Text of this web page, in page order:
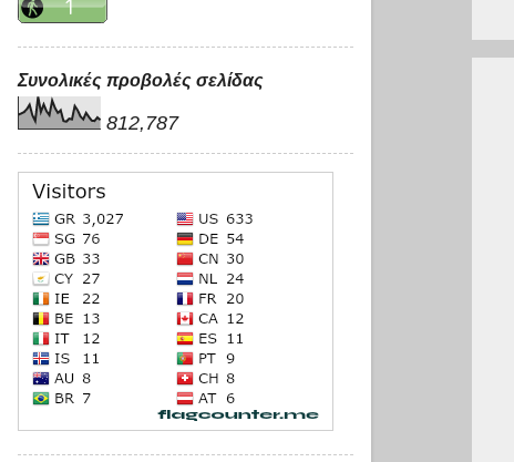
Συνολικές προβολές σελίδας
812,787